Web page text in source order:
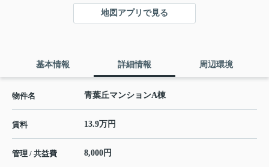
地図アプリで見る
基本情報 詳細情報 周辺環境
物件名 青葉丘マンションA棟
賃料 13.9万円
管理 / 共益費 8,000円